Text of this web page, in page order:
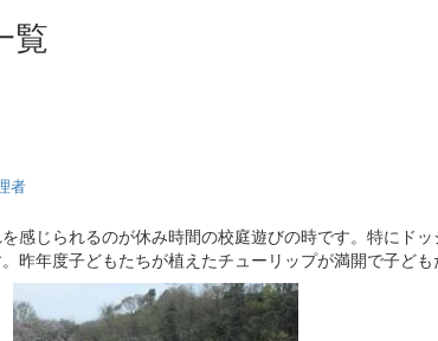
覧
者
感じられるのが休み時間の校庭遊びの時です。特にド
昨年度子どもたちが植えたチューリップが満開で子ども